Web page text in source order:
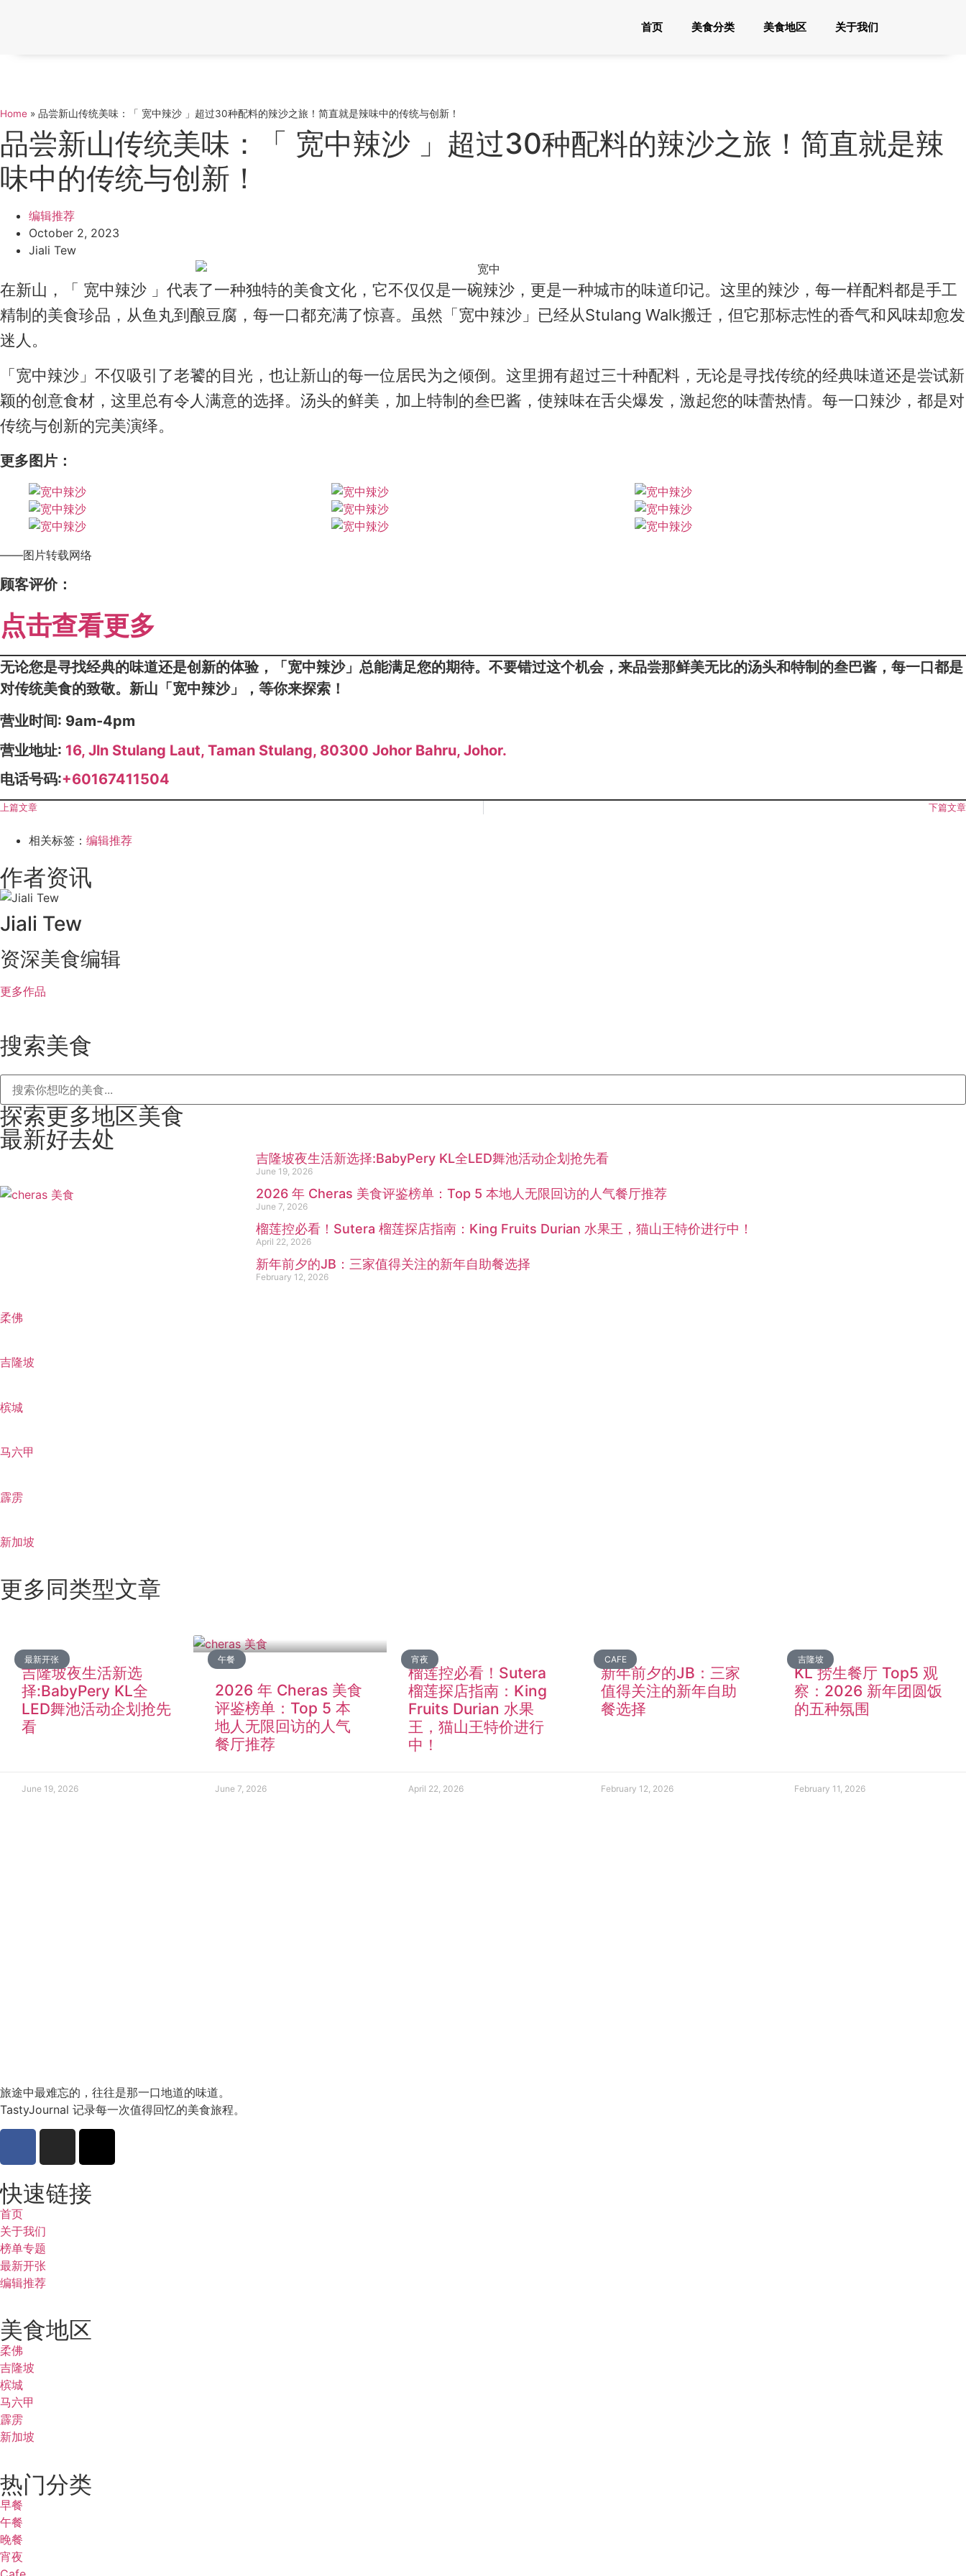
首页 美食分类 美食地区 关于我们
Home » 品尝新山传统美味：「 宽中辣沙 」超过30种配料的辣沙之旅！简直就是辣味中的传统与创新！
品尝新山传统美味：「 宽中辣沙 」超过30种配料的辣沙之旅！简直就是辣
味中的传统与创新！
编辑推荐
October 2, 2023
Jiali Tew
在新山，「 宽中辣沙 」代表了一种独特的美食文化，它不仅仅是一碗辣沙，更是一种城市的味道印记。这里的辣沙，每一样配料都是手工
精制的美食珍品，从鱼丸到酿豆腐，每一口都充满了惊喜。虽然「宽中辣沙」已经从Stulang Walk搬迁，但它那标志性的香气和风味却愈发
迷人。
「宽中辣沙」不仅吸引了老饕的目光，也让新山的每一位居民为之倾倒。这里拥有超过三十种配料，无论是寻找传统的经典味道还是尝试新
颖的创意食材，这里总有令人满意的选择。汤头的鲜美，加上特制的叁巴酱，使辣味在舌尖爆发，激起您的味蕾热情。每一口辣沙，都是对
传统与创新的完美演绎。
更多图片：
——图片转载网络
顾客评价：
点击查看更多
无论您是寻找经典的味道还是创新的体验，「宽中辣沙」总能满足您的期待。不要错过这个机会，来品尝那鲜美无比的汤头和特制的叁巴酱，每一口都是
对传统美食的致敬。新山「宽中辣沙」，等你来探索！
营业时间: 9am-4pm
营业地址: 16, Jln Stulang Laut, Taman Stulang, 80300 Johor Bahru, Johor.
电话号码:+60167411504
上篇文章 下篇文章
相关标签： 编辑推荐
作者资讯
Jiali Tew
资深美食编辑
更多作品
搜索美食
探索更多地区美食
最新好去处
吉隆坡夜生活新选择:BabyPery KL全LED舞池活动企划抢先看
June 19, 2026
2026 年 Cheras 美食评鉴榜单：Top 5 本地人无限回访的人气餐厅推荐
June 7, 2026
榴莲控必看！Sutera 榴莲探店指南：King Fruits Durian 水果王，猫山王特价进行中！
April 22, 2026
新年前夕的JB：三家值得关注的新年自助餐选择
February 12, 2026
柔佛
吉隆坡
槟城
马六甲
霹雳
新加坡
更多同类型文章
最新开张
吉隆坡夜生活新选
择:BabyPery KL全
LED舞池活动企划抢先
看
June 19, 2026
午餐
2026 年 Cheras 美食
评鉴榜单：Top 5 本
地人无限回访的人气
餐厅推荐
June 7, 2026
宵夜
榴莲控必看！Sutera
榴莲探店指南：King
Fruits Durian 水果
王，猫山王特价进行
中！
April 22, 2026
CAFE
新年前夕的JB：三家
值得关注的新年自助
餐选择
February 12, 2026
吉隆坡
KL 捞生餐厅 Top5 观
察：2026 新年团圆饭
的五种氛围
February 11, 2026
旅途中最难忘的，往往是那一口地道的味道。
TastyJournal 记录每一次值得回忆的美食旅程。
快速链接
首页
关于我们
榜单专题
最新开张
编辑推荐
美食地区
柔佛
吉隆坡
槟城
马六甲
霹雳
新加坡
热门分类
早餐
午餐
晚餐
宵夜